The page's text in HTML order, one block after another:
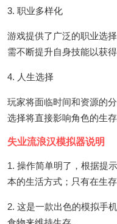
3. 职业多样化
游戏提供了广泛的职业选
需不断提升自身技能以获得
4. 人生选择
玩家将面临时间和资源的
选择将直接影响角色的生存
失业流浪汉模拟器说明
1. 操作简单明了，根据提
本的生活方式；只有在生
2. 这是一款出色的模拟手